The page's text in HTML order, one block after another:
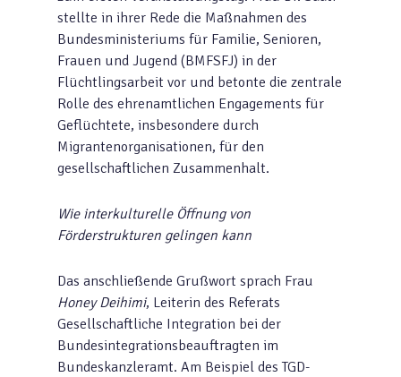
stellte in ihrer Rede die Maßnahmen des
Bundesministeriums für Familie, Senioren,
Frauen und Jugend (BMFSFJ) in der
Flüchtlingsarbeit vor und betonte die zentrale
Rolle des ehrenamtlichen Engagements für
Geflüchtete, insbesondere durch
Migrantenorganisationen, für den
gesellschaftlichen Zusammenhalt.
Wie interkulturelle Öffnung von
Förderstrukturen gelingen kann
Das anschließende Grußwort sprach Frau
Honey Deihimi, Leiterin des Referats
Gesellschaftliche Integration bei der
Bundesintegrationsbeauftragten im
Bundeskanzleramt. Am Beispiel des TGD-